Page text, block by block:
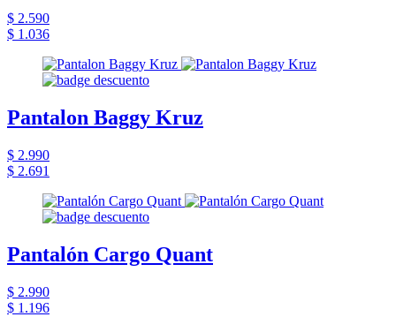
$ 2.590
$ 1.036
Pantalon Baggy Kruz
$ 2.990
$ 2.691
Pantalón Cargo Quant
$ 2.990
$ 1.196